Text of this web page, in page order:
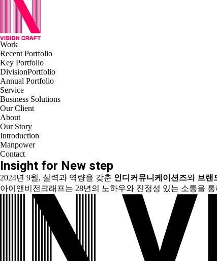
Work
Recent Portfolio
Key Portfolio
DivisionPortfolio
Annual Portfolio
Service
Business Solutions
Our Client
About
Our Story
Introduction
Manpower
Contact
Insight for New step
2024년 9월, 실력과 역량을 갖춘 인디커뮤니케이션즈와 브랜
아이앤비전크래프는 28년의 노하우와 진정성 있는 소통을 통